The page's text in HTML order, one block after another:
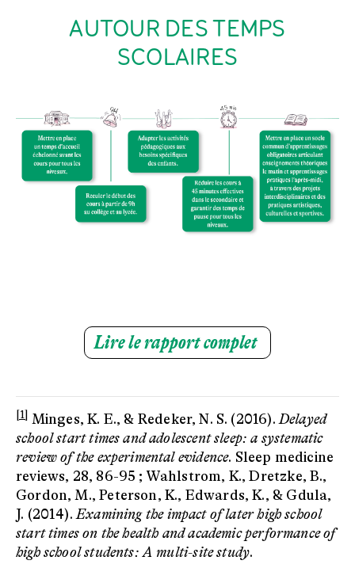
AUTOUR DES TEMPS
SCOLAIRES
Lire le rapport complet
[1] Minges, K. E., & Redeker, N. S. (2016).Delayed
school start times and adolescent sleep: a systematic
review of the experimental evidence. Sleep medicine
reviews, 28, 86-95 ; Wahlstrom, K., Dretzke, B.,
Gordon, M., Peterson, K., Edwards, K., & Gdula,
J. (2014).Examining the impact of later high school
start times on the health and academic performance of
high school students: A multi-site study.